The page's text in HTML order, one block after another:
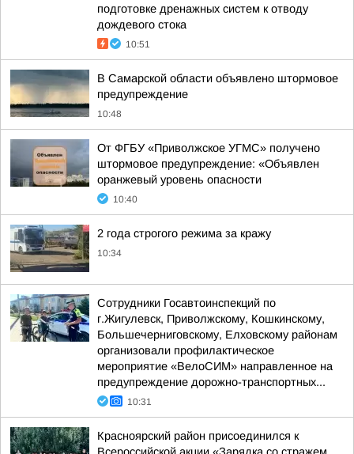
подготовке дренажных систем к отводу
дождевого стока
10:51
В Самарской области объявлено штормовое
предупреждение
10:48
От ФГБУ «Приволжское УГМС» получено
штормовое предупреждение: «Объявлен
оранжевый уровень опасности
10:40
2 года строгого режима за кражу
10:34
Сотрудники Госавтоинспекций по
г.Жигулевск, Приволжскому, Кошкинскому,
Большечерниговскому, Елховскому районам
организовали профилактическое
мероприятие «ВелоСИМ» направленное на
предупреждение дорожно-транспортных...
10:31
Красноярский район присоединился к